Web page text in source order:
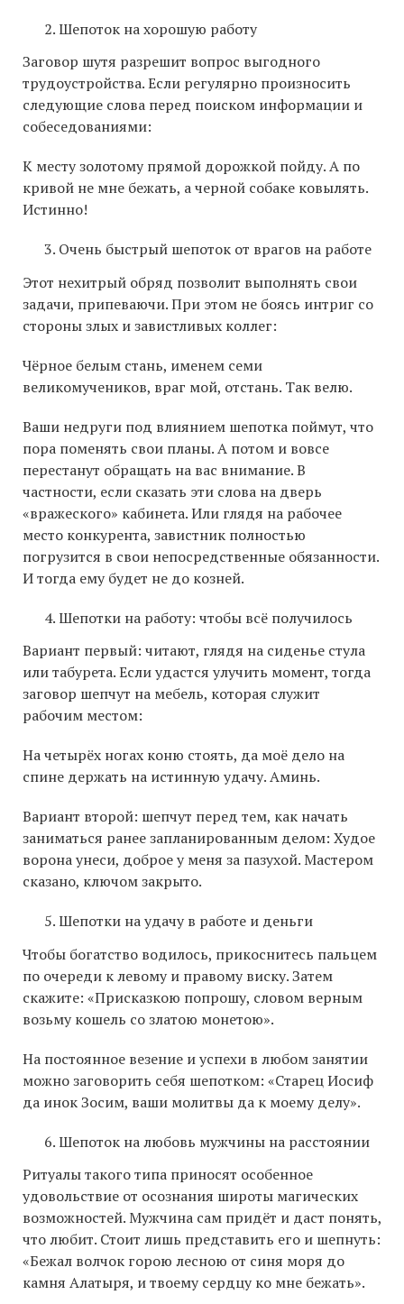
Шепоток на хорошую работу
Заговор шутя разрешит вопрос выгодного
трудоустройства. Если регулярно произносить
следующие слова перед поиском информации и
собеседованиями:
К месту золотому прямой дорожкой пойду. А по
кривой не мне бежать, а черной собаке ковылять.
Истинно!
Очень быстрый шепоток от врагов на работе
Этот нехитрый обряд позволит выполнять свои
задачи, припеваючи. При этом не боясь интриг со
стороны злых и завистливых коллег:
Чёрное белым стань, именем семи
великомучеников, враг мой, отстань. Так велю.
Ваши недруги под влиянием шепотка поймут, что
пора поменять свои планы. А потом и вовсе
перестанут обращать на вас внимание. В
частности, если сказать эти слова на дверь
«вражеского» кабинета. Или глядя на рабочее
место конкурента, завистник полностью
погрузится в свои непосредственные обязанности.
И тогда ему будет не до козней.
Шепотки на работу: чтобы всё получилось
Вариант первый: читают, глядя на сиденье стула
или табурета. Если удастся улучить момент, тогда
заговор шепчут на мебель, которая служит
рабочим местом:
На четырёх ногах коню стоять, да моё дело на
спине держать на истинную удачу. Аминь.
Вариант второй: шепчут перед тем, как начать
заниматься ранее запланированным делом: Худое
ворона унеси, доброе у меня за пазухой. Мастером
сказано, ключом закрыто.
Шепотки на удачу в работе и деньги
Чтобы богатство водилось, прикоснитесь пальцем
по очереди к левому и правому виску. Затем
скажите: «Присказкою попрошу, словом верным
возьму кошель со златою монетою».
На постоянное везение и успехи в любом занятии
можно заговорить себя шепотком: «Старец Иосиф
да инок Зосим, ваши молитвы да к моему делу».
Шепоток на любовь мужчины на расстоянии
Ритуалы такого типа приносят особенное
удовольствие от осознания широты магических
возможностей. Мужчина сам придёт и даст понять,
что любит. Стоит лишь представить его и шепнуть:
«Бежал волчок горою лесною от синя моря до
камня Алатыря, и твоему сердцу ко мне бежать».